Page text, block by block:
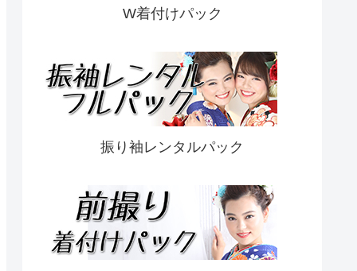
W着付けパック
振り袖レンタルパック